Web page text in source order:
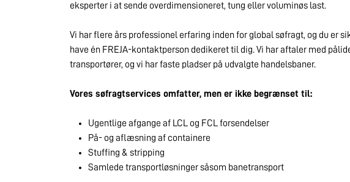
eksperter i at sende overdimensioneret, tung eller voluminøs last.
Vi har flere års professionel erfaring inden for global søfragt, og du er
have én FREJA-kontaktperson dedikeret til dig. Vi har aftaler med
transportører, og vi har faste pladser på udvalgte handelsbaner.
Vores søfragtservices omfatter, men er ikke begrænset til:
Ugentlige afgange af LCL og FCL forsendelser
På- og aflæsning af containere
Stuffing & stripping
Samlede transportløsninger såsom banetransport